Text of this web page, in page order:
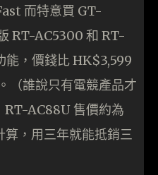
而特意買 GT-
RT-AC5300 和 RT-
，價錢比 HK$3,599
（誰說只有電競產品才
AC88U 售價約為
，用三年就能抵銷三